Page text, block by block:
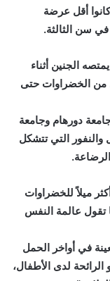
أقل عرضة
سن الثالثة.
الجنين أثناء
من الخضراوات حتى
دورهام وجامعة
التي تتشكل
ميلاً للخضراوات
تقول عالمة النفس
في أواخر الحمل
لدى الأطفال،